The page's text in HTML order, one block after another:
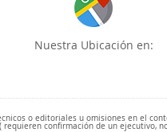
Nuestra Ubicación en:
o editoriales u omisiones en el
confirmación de un ejecutivo,